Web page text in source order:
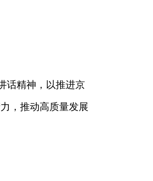
话精神，以推进京
，推动高质量发展